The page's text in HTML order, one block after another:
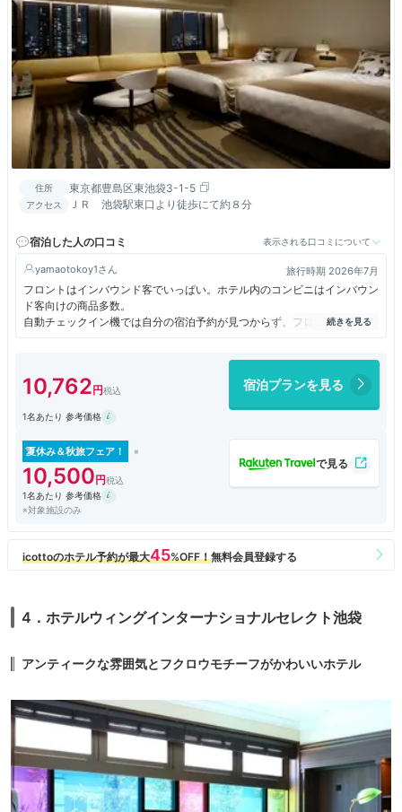
住所 東京都豊島区東池袋3-1-5
アクセス ＪＲ 池袋駅東口より徒歩にて約８分
宿泊した人の口コミ 表示される口コミについて
yamaotokoy1 旅行時期 2026年7月
フロントはインバウンド客でいっぱい。ホテル内のコンビニはインバウン
ド客向けの商品多数。
自動チェックイン機では自分の宿泊予約が見つからず、フロント女史が対
応してくれて何とかチェックインできました。
風呂は狭め、天井は低い…
ダブルの部屋のはずですが、シングルより少し広い程度でしょうか…
最上階だけあって窓外の景色は見晴らし良好…
しましたが、ベッドで眠った場所からは何も見えません。
問題は夜…
隣室の中国人が大声で騒いでいて眠れません。フロントに電話して対応を
お願いしましたが、何も変わらず…（おそらく何もしてくれていない）
ロントに対応をお願いしました。今度はちゃんと対応してくれて、やっと
眠れましたが本当に迷惑でした。
10,762 宿泊プランを見る
1名あたり 参考価格
夏休み＆秋旅フェア！
10,500
1名あたり 参考価格
※対象施設のみ
4．ホテルウィングインターナショナルセレクト池袋
アンティークな雰囲気とフクロウモチーフがかわいいホテル